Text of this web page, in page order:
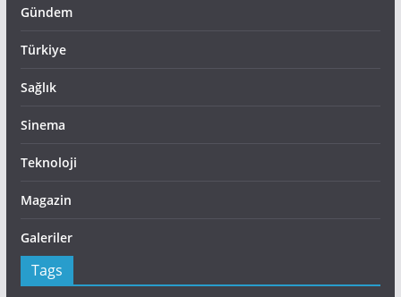
Gündem
Türkiye
Sağlık
Sinema
Teknoloji
Magazin
Galeriler
Tags